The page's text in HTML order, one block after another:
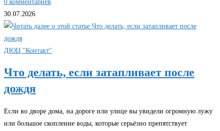
0 комментариев
30.07.2026
ДЮЦ "Контакт"
Что делать, если затапливает после
дождя
Если во дворе дома, на дороге или улице вы увидели огромную лужу
или большое скопление воды, которые серьёзно препятствует